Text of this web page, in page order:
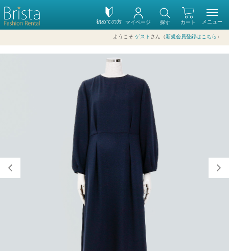
初めての方 カート
マイページ 探す
ようこそ ゲスト さん（新規会員登録はこちら ）
メニュー